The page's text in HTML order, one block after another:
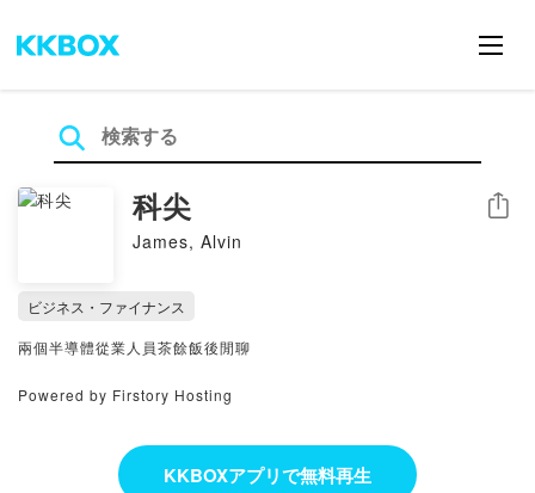
科尖
James, Alvin
シェア
ビジネス・ファイナンス
兩個半導體從業人員茶餘飯後閒聊
Powered by Firstory Hosting
KKBOXアプリで無料再生